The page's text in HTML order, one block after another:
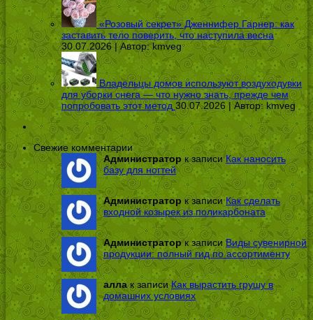
«Розовый секрет» Дженнифер Гарнер: как
заставить тело поверить, что наступила весна
30.07.2026 | Автор:kmveg
Владельцы домов используют воздуходувки
для уборки снега — что нужно знать, прежде чем
попробовать этот метод 30.07.2026 | Автор: kmveg
Свежие комментарии
Администратор к записиКак наносить
базу для ногтей
Администраторк записиКак сделать
входной козырек из поликарбоната
Администраторк записиВиды сувенирной
продукции: полный гид по ассортименту
аллак записиКак вырастить грушу в
домашних условиях